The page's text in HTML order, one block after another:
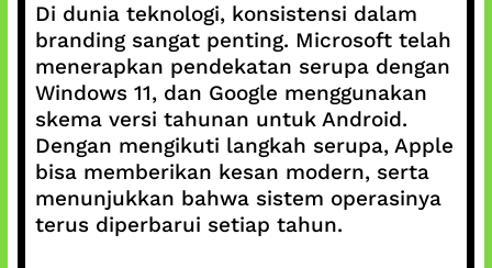
Di dunia teknologi, konsistensi dalam
branding sangat penting. Microsoft telah
menerapkan pendekatan serupa dengan
Windows 11, dan Google menggunakan
skema versi tahunan untuk Android.
Dengan mengikuti langkah serupa, Apple
bisa memberikan kesan modern, serta
menunjukkan bahwa sistem operasinya
terus diperbarui setiap tahun.